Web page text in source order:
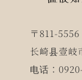
〒811-5556
长崎县壹岐
电话：